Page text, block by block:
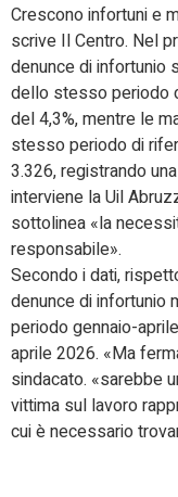
Crescono infortuni e
scrive Il Centro. Nel
denunce di infortunio
dello stesso periodo
del 4,3%, mentre le
stesso periodo di
3.326, registrando
interviene la Uil
sottolinea «la
responsabile».
Secondo i dati,
denunce di infortunio
periodo gennaio-
aprile 2026. «Ma
sindacato. «sarebbe
vittima sul lavoro
cui è necessario